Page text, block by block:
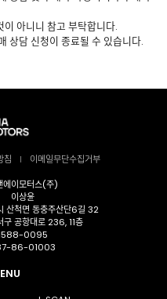
아니니 참고 부탁합니다.
상담 신청이 종료될 수 있습니다.
침
이메일무단수집거부
에이모터스(주)
이상윤
산척면 동충주산단6길 32
구 공항대로 236, 11층
0095
86-01003